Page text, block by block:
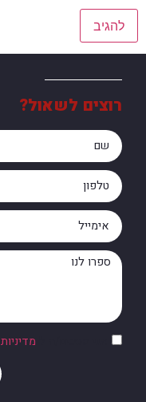
רוצים לשאול?